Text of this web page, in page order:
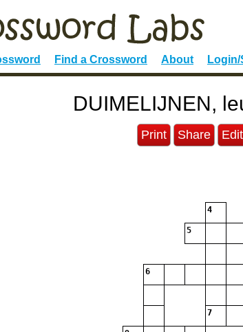
Find a Crossword About
DUIMELIJNEN,
Print Share Edit
4
5
6
7